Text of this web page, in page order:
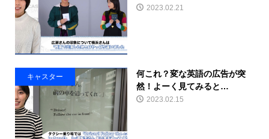
2023.02.21
キャスター
何これ？変な英語の広告が突
然！よーく見てみると…
2023.02.15